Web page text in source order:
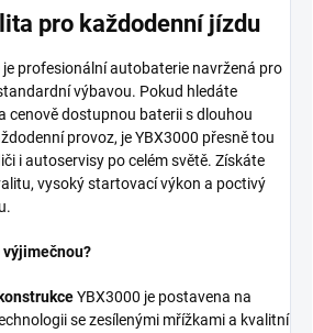
pro každodenní jízdu
je profesionální autobaterie navržená pro
výbavou. Pokud hledáte
cenově dostupnou baterii s dlouhou
provoz, je YBX3000 přesně tou
i autoservisy po celém světě. Získáte
vysoký startovací výkon a poctivý
výjimečnou?
YBX3000 je postavena na
se zesílenými mřížkami a kvalitní